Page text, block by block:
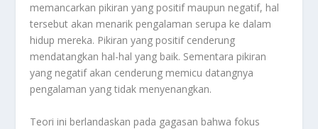
memancarkan pikiran yang positif maupun negatif, hal
tersebut akan menarik pengalaman serupa ke dalam
hidup mereka. Pikiran yang positif cenderung
mendatangkan hal-hal yang baik. Sementara pikiran
yang negatif akan cenderung memicu datangnya
pengalaman yang tidak menyenangkan.
Teori ini berlandaskan pada gagasan bahwa fokus